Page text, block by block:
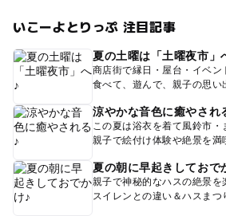
いこーよとりっぷ 注目記事
夏の土曜は「土曜夜市」
商店街で縁日・屋台・イベン
食べて、遊んで、親子の思い
涼やかな音色に癒やされ
この夏は浴衣を着て風鈴市・
親子で絵付け体験や絶景を満
夏の朝に早起きしておで
親子で神秘的なハスの絶景を
スイレンとの違い＆ハスまつ